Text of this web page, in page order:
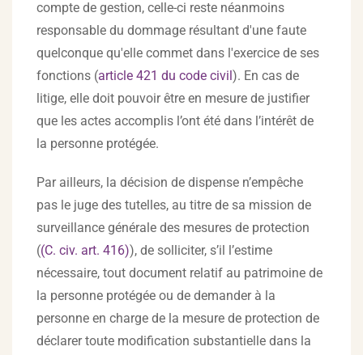
compte de gestion, celle-ci reste néanmoins
responsable du dommage résultant d'une faute
quelconque qu'elle commet dans l'exercice de ses
fonctions (article 421 du code civil). En cas de
litige, elle doit pouvoir être en mesure de justifier
que les actes accomplis l’ont été dans l’intérêt de
la personne protégée.
Par ailleurs, la décision de dispense n’empêche
pas le juge des tutelles, au titre de sa mission de
surveillance générale des mesures de protection
((C. civ. art. 416)), de solliciter, s’il l’estime
nécessaire, tout document relatif au patrimoine de
la personne protégée ou de demander à la
personne en charge de la mesure de protection de
déclarer toute modification substantielle dans la